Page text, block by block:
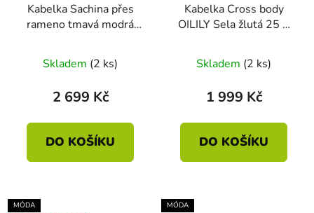
Kabelka Sachina přes
rameno tmavá modrá
Skladem (2 ks)
2 699 Kč
DO KOŠÍKU
Kabelka Cross body
OILILY Sela žlutá 25 ×
Skladem (2 ks)
1 999 Kč
DO KOŠÍKU
MÓDA
MÓDA